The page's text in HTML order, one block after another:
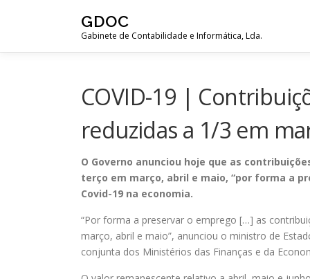
GDOC
Gabinete de Contabilidade e Informática, Lda.
COVID-19 |
reduzidas a 1/3 em
O Governo anunciou hoje que as
terço em março, abril e maio, “por forma a
Covid-19 na economia.
“Por forma a preservar o emprego […] as
março, abril e maio”, anunciou o ministro de
conjunta dos Ministérios das Finanças e da